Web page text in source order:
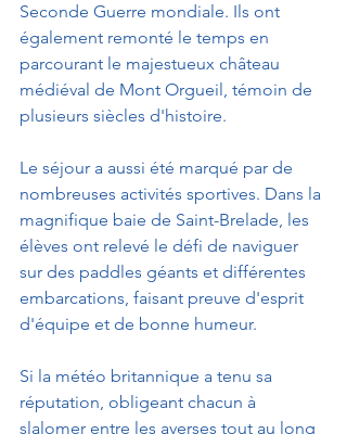
Seconde Guerre mondiale. Ils ont
également remonté le temps en
parcourant le majestueux château
médiéval de Mont Orgueil, témoin de
plusieurs siècles d'histoire.
Le séjour a aussi été marqué par de
nombreuses activités sportives. Dans la
magnifique baie de Saint-Brelade, les
élèves ont relevé le défi de naviguer
sur des paddles géants et différentes
embarcations, faisant preuve d'esprit
d'équipe et de bonne humeur.
Si la météo britannique a tenu sa
réputation, obligeant chacun à
slalomer entre les averses tout au long